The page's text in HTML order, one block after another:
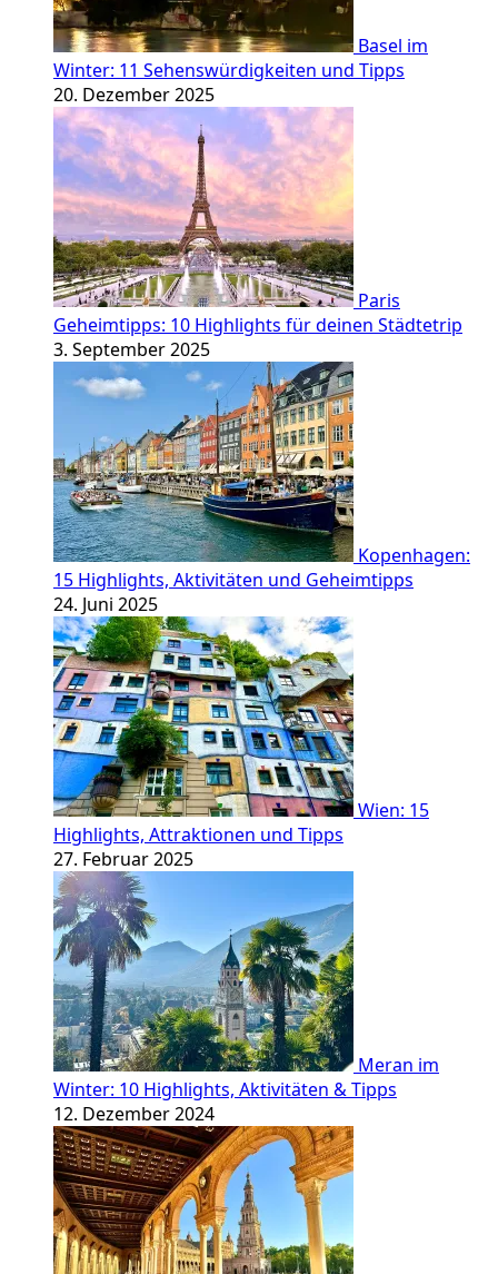
Basel im
Winter: 11 Sehenswürdigkeiten und Tipps
20. Dezember 2025
Paris
Geheimtipps: 10 Highlights für deinen Städtetrip
3. September 2025
Kopenhagen:
15 Highlights, Aktivitäten und Geheimtipps
24. Juni 2025
Wien: 15
Highlights, Attraktionen und Tipps
27. Februar 2025
Meran im
Winter: 10 Highlights, Aktivitäten & Tipps
12. Dezember 2024